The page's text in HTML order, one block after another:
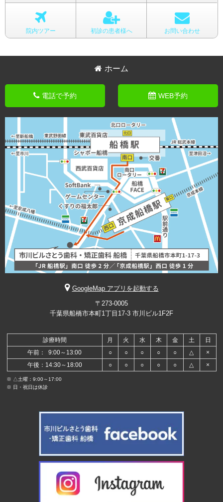
院内ツアー 初診の患者様へ お問い合わせ
ホーム
電話で予約 WEB予約
GoogleMap アプリを起動する
〒273-0005
千葉県船橋市本町1丁目17-3 市川ビル1F2F
診療時間 月 火 水 木 金 土
日
午前： 9:00～13:00
○ ○ ○ ○ ○ △
×
午後：14:30～18:00
○ ○ ○ ○ ○ △ ×
※ △土曜：9:00～17:00
※ 日・祝日は休診